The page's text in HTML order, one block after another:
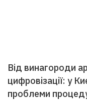
Від винагороди
цифровізації: у
проблеми